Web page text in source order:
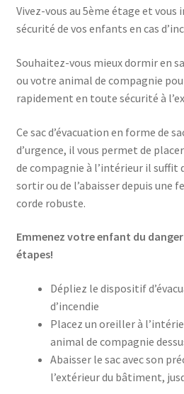
Vivez-vous au 5ème étage et vous
sécurité de vos enfants en cas
Souhaitez-vous mieux dormir en
ou votre animal de compagnie
rapidement en toute sécurité à
Ce sac d’évacuation en forme de
d’urgence, il vous permet de
de compagnie à l’intérieur il suffit
sortir ou de l’abaisser depuis une
corde robuste.
Emmenez votre enfant du
étapes!
Dépliez le dispositif
d’incendie
Placez un oreiller à
animal de compagnie
Abaisser le sac avec son
l’extérieur du bâtiment,